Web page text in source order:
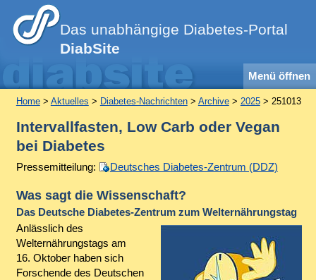
Das unabhängige Diabetes-Portal
DiabSite
Menü öffnen
Home> Aktuelles > Diabetes-Nachrichten> Archive> 2025> 251013
Intervallfasten, Low Carb oder Vegan
bei Diabetes
Pressemitteilung: Deutsches Diabetes-Zentrum (DDZ)
Was sagt die Wissenschaft?
Das Deutsche Diabetes-Zentrum zum Welternährungstag
Anlässlich des
Welternährungstags am
16. Oktober haben sich
Forschende des Deutschen